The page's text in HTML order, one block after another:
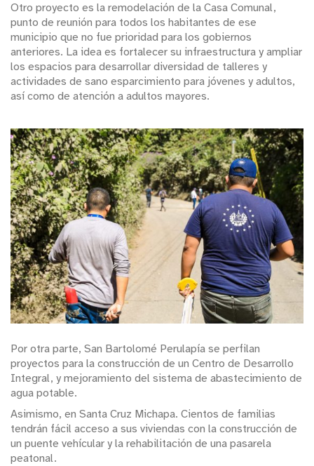
Otro proyecto es la remodelación de la Casa Comunal,
punto de reunión para todos los habitantes de ese
municipio que no fue prioridad para los gobiernos
anteriores. La idea es fortalecer su infraestructura y ampliar
los espacios para desarrollar diversidad de talleres y
actividades de sano esparcimiento para jóvenes y adultos,
así como de atención a adultos mayores.
Por otra parte, San Bartolomé Perulapía se perfilan
proyectos para la construcción de un Centro de Desarrollo
Integral, y mejoramiento del sistema de abastecimiento de
agua potable.
Asimismo, en Santa Cruz Michapa. Cientos de familias
tendrán fácil acceso a sus viviendas con la construcción de
un puente vehícular y la rehabilitación de una pasarela
peatonal.